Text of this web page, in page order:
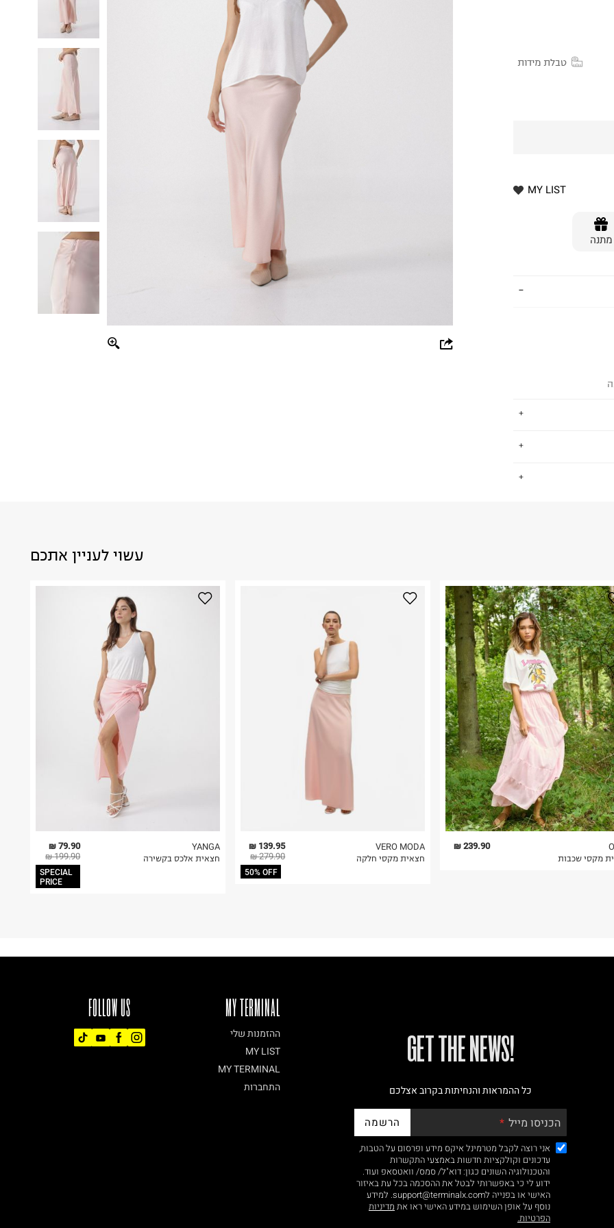
טבלת מידות
MY LIST
מתנה
על גבי החבילה
באתר בלבד
בלבד. לא ניתן
עשוי לעניין אתכם
79.90 ₪
199.90 ₪
SPECIAL
PRICE
YANGA
חצאית אלכס בקשירה
139.95 ₪
279.90 ₪
50% OFF
VERO MODA
חצאית מקסי חלקה
239.90 ₪
מקסי שכבות
FOLLOW US MY TERMINAL
ההזמנות שלי
MY LIST
MY TERMINAL
התחברות
!GET THE NEWS
כל ההמראות והנחיתות בקרוב אצלכם
הכניסו מייל הרשמה
אני רוצה לקבל מטרמינל איקס מידע ופרסום על הטבות,
עדכונים וקולקציות חדשות באמצעי התקשרות
והטכנולוגיה השונים כגון: דוא"ל/ סמס/ וואטסאפ ועוד.
ידוע לי כי באפשרותי לבטל את ההסכמה בכל עת באיזור
האישי או בפנייה לsupport@terminalx.com. למידע
נוסף על אופן השימוש במידע האישי ראו את מדיניות
הפרטיות.